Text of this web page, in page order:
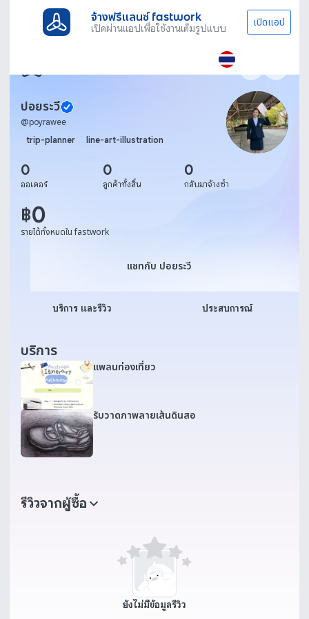
จ้างฟรีแลนซ์ fastwork
เปิดผ่านแอปเพื่อใช้งานเต็มรูปแบบ เปิดแอป
ปอยระวี
@poyrawee
trip-planner
line-art-illustration
0
ออเดอร์
0
ลูกค้าทั้งสิ้น
0
กลับมาจ้างซ้ำ
฿0
รายได้ทั้งหมดใน fastwork
แชทกับ ปอยระวีแชทกับ ปอยระวี
บริการ และรีวิว ประสบการณ์
บริการ
แพลนท่องเที่ยว
รับวาดภาพลายเส้นดินสอ
รีวิวจากผู้ซื้อ
ยังไม่มีข้อมูลรีวิว